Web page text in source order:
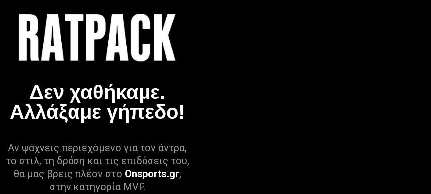
Δεν χαθήκαμε.
Αλλάξαμε γήπεδο!
Αν ψάχνεις περιεχόμενο για τον άντρα,
το στιλ, τη δράση και τις επιδόσεις του,
θα μας βρεις πλέον στο Onsports.gr,
στην κατηγορία MVP.